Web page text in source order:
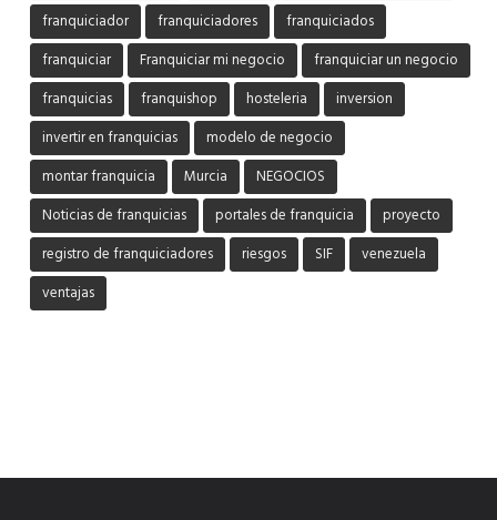
franquiciador
franquiciadores
franquiciados
franquiciar
Franquiciar mi negocio
franquiciar un negocio
franquicias
franquishop hosteleria
inversion
invertir en franquicias
modelo de negocio
montar franquicia
Murcia
NEGOCIOS
Noticias de franquicias
portales de franquicia
proyecto
registro de franquiciadores
riesgos SIF
venezuela
ventajas